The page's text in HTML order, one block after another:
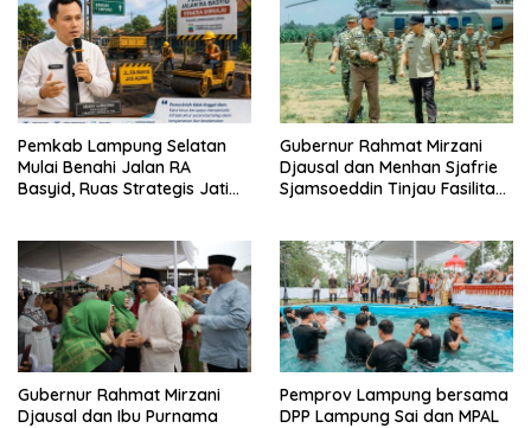
Pemkab Lampung Selatan
Mulai Benahi Jalan RA
Basyid, Ruas Strategis Jati
Jalan
Gubernur Rahmat Mirzani
Djausal dan Menhan Sjafrie
Sjamsoeddin Tinjau Fasilitas
Gubernur Rahmat Mirzani
Djausal dan Ibu Purnama
Pemprov Lampung bersama
DPP Lampung Sai dan MPAL